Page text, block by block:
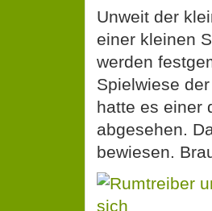
werden
Spielwiese
hatte es einer
abgesehen.
bewiesen.